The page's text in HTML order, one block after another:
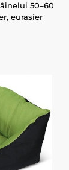
50–60
eurasier